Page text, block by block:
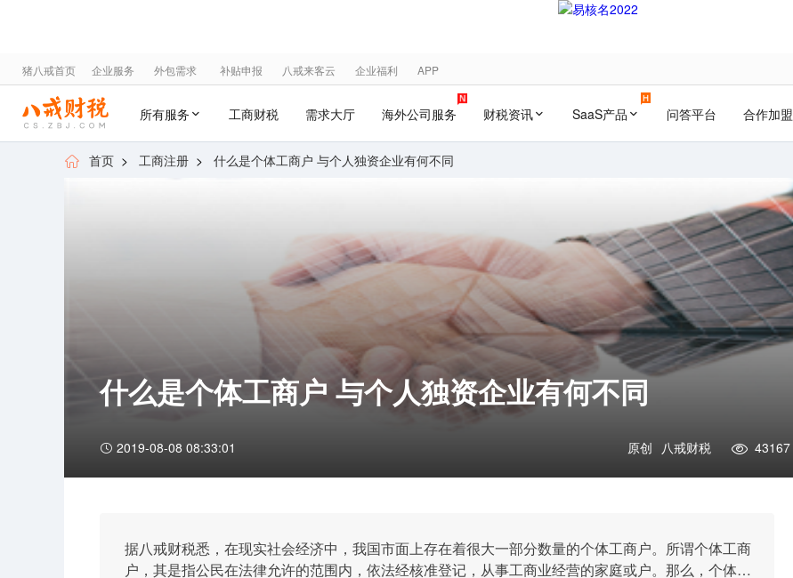
猪八戒首页 企业服务 外包需求 补贴申报 八戒来客云 企业福利 APP
所有服务 工商财税 需求大厅 海外公司服务 财税资讯 SaaS产品 问答平台 合作加盟
首页 > 工商注册 > 什么是个体工商户 与个人独资企业有何不同
什么是个体工商户 与个人独资企业有何不同
2019-08-08 08:33:01 原创 八戒财税 43167
据八戒财税悉，在现实社会经济中，我国市面上存在着很大一部分数量的个体工商户。所谓个体工商
户，其是指公民在法律允许的范围内，依法经核准登记，从事工商业经营的家庭或户。那么，个体工